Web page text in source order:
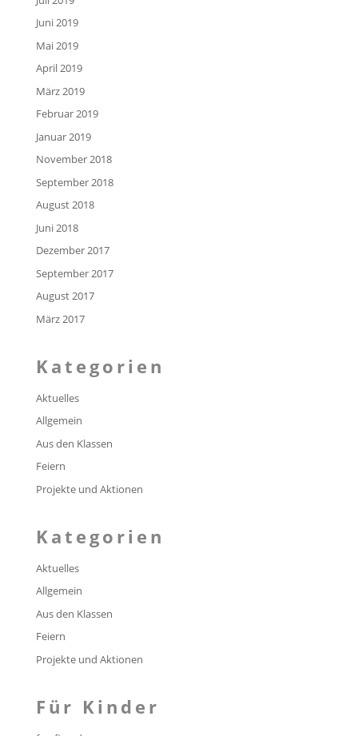
Juni 2019
Mai 2019
April 2019
März 2019
Februar 2019
Januar 2019
November 2018
September 2018
August 2018
Juni 2018
Dezember 2017
September 2017
August 2017
März 2017
Kategorien
Aktuelles
Allgemein
Aus den Klassen
Feiern
Projekte und Aktionen
Kategorien
Aktuelles
Allgemein
Aus den Klassen
Feiern
Projekte und Aktionen
Für Kinder